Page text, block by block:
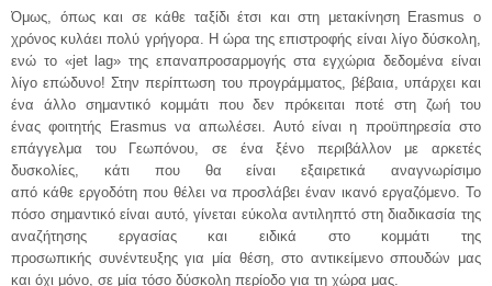
Όμως, όπως και σε κάθε ταξίδι έτσι και στη μετακίνηση Erasmus o
χρόνος κυλάει πολύ γρήγορα. Η ώρα της επιστροφής είναι λίγο δύσκολη,
ενώ το «jet lag» της επαναπροσαρμογής στα εγχώρια δεδομένα είναι
λίγο επώδυνο! Στην περίπτωση του προγράμματος, βέβαια, υπάρχει και
ένα άλλο σημαντικό κομμάτι που δεν πρόκειται ποτέ στη ζωή του
ένας φοιτητής Erasmus να απωλέσει. Αυτό είναι η προϋπηρεσία στο
επάγγελμα του Γεωπόνου, σε ένα ξένο περιβάλλον με αρκετές
δυσκολίες, κάτι που θα είναι εξαιρετικά αναγνωρίσιμο
από κάθε εργοδότη που θέλει να προσλάβει έναν ικανό εργαζόμενο. Το
πόσο σημαντικό είναι αυτό, γίνεται εύκολα αντιληπτό στη διαδικασία της
αναζήτησης εργασίας και ειδικά στο κομμάτι της
προσωπικής συνέντευξης για μία θέση, στο αντικείμενο σπουδών μας
και όχι μόνο, σε μία τόσο δύσκολη περίοδο για τη χώρα μας.